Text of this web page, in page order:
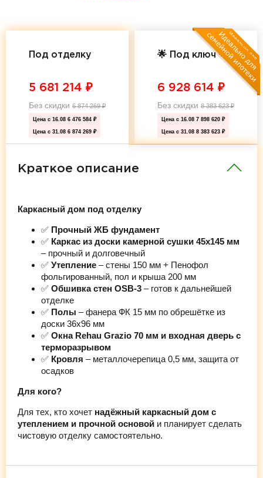
Под отделку
5 681 214 ₽
Без скидки 6 874 269₽
Цена с 16.08 6 476 584 ₽
Цена с 31.08 6 874 269 ₽
🌟 Под ключ 🌟
6 928 614 ₽
Без скидки 8 383 623₽
Цена с 16.08 7 898 620 ₽
Цена с 31.08 8 383 623 ₽
Краткое описание
Каркасный дом под отделку
✅ Прочный ЖБ фундамент
✅ Каркас из доски камерной сушки 45х145 мм
– прочный и долговечный
✅ Утепление – стены 150 мм + Пенофол
фольгированный, пол и крыша 200 мм
✅ Обшивка стен OSB-3 – готов к дальнейшей
отделке
✅ Полы – фанера ФК 15 мм по обрешётке из
доски 36х96 мм
✅ Окна Rehau Grazio 70 мм и входная дверь с
терморазрывом
✅ Кровля – металлочерепица 0,5 мм, защита от
осадков
Для кого?
Для тех, кто хочет надёжный каркасный дом с
утеплением и прочной основой и планирует сделать
чистовую отделку самостоятельно.